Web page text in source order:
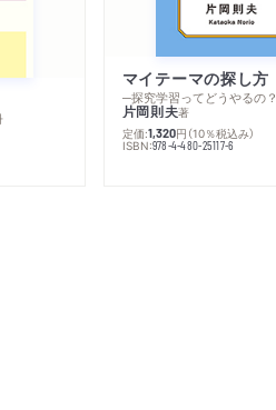
マイテーマの探し方
─探究学習ってどうやるの？
片岡則夫著
定価:1,320円 （10％税込み）
ISBN:978-4-480-25117-6